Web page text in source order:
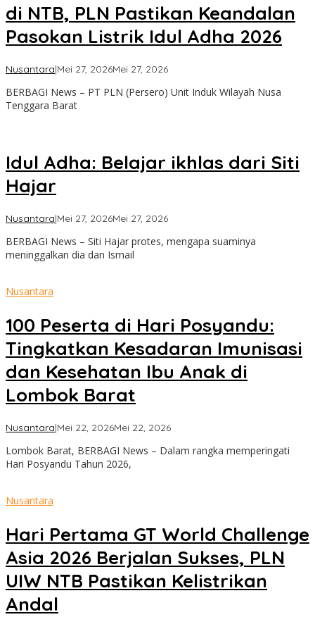
di NTB, PLN Pastikan Keandalan
Pasokan Listrik Idul Adha 2026
Nusantara|Mei 27, 2026Mei 27, 2026oleh
BERBAGI News – PT PLN (Persero) Unit Induk Wilayah Nusa
Tenggara Barat
Idul Adha: Belajar ikhlas dari Siti
Hajar
Nusantara|Mei 27, 2026Mei 27, 2026oleh
BERBAGI News – Siti Hajar protes, mengapa suaminya
meninggalkan dia dan Ismail
Nusantara
100 Peserta di Hari Posyandu:
Tingkatkan Kesadaran Imunisasi
dan Kesehatan Ibu Anak di
Lombok Barat
Nusantara|Mei 22, 2026Mei 22, 2026oleh
Lombok Barat, BERBAGI News – Dalam rangka memperingati
Hari Posyandu Tahun 2026,
Nusantara
Hari Pertama GT World Challenge
Asia 2026 Berjalan Sukses, PLN
UIW NTB Pastikan Kelistrikan
Andal